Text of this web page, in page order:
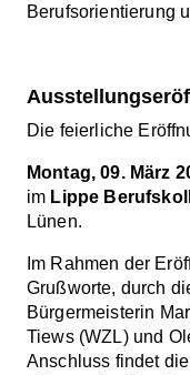
Berufsorientierung
Die feierliche
Montag, 09. März
im Lippe
Lünen.
Im Rahmen der
Grußworte, durch
Bürgermeisterin
Tiews (WZL) und
Anschluss findet